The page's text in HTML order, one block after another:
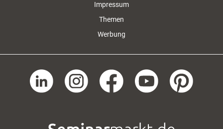
Impressum
Themen
Werbung